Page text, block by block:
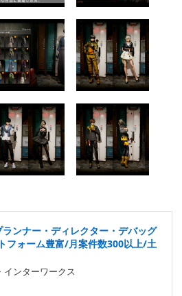
ンナー・ディレクター・デバッグ
フォーム豊富/月案件数300以上/土
インターワークス